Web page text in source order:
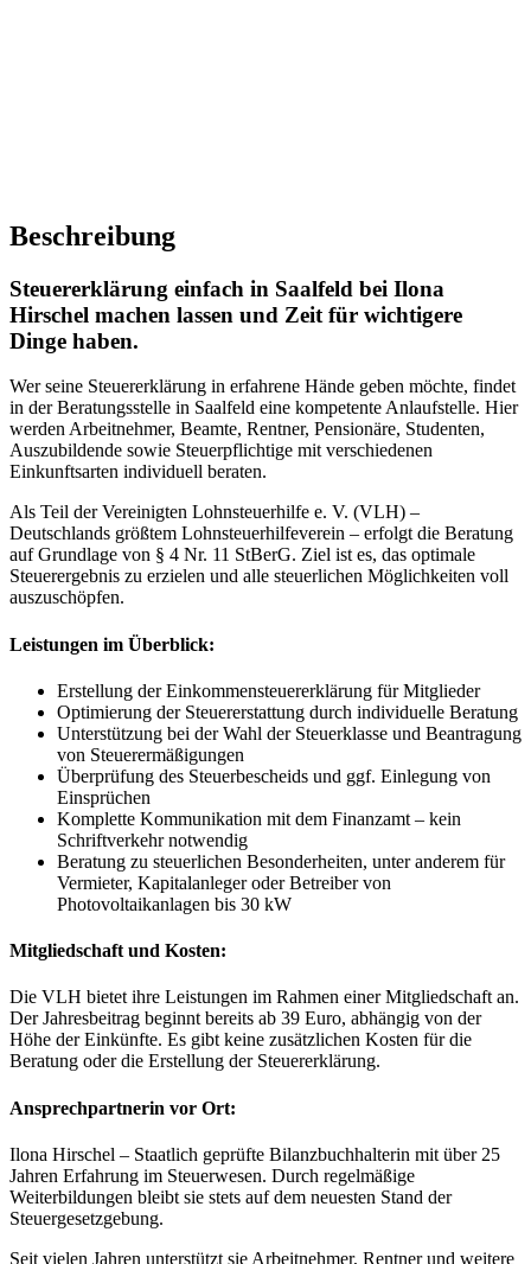
Beschreibung
Steuererklärung einfach in Saalfeld bei Ilona
Hirschel machen lassen und Zeit für wichtigere
Dinge haben.
Wer seine Steuererklärung in erfahrene Hände geben möchte, findet
in der Beratungsstelle in Saalfeld eine kompetente Anlaufstelle. Hier
werden Arbeitnehmer, Beamte, Rentner, Pensionäre, Studenten,
Auszubildende sowie Steuerpflichtige mit verschiedenen
Einkunftsarten individuell beraten.
Als Teil der Vereinigten Lohnsteuerhilfe e. V. (VLH) –
Deutschlands größtem Lohnsteuerhilfeverein – erfolgt die Beratung
auf Grundlage von § 4 Nr. 11 StBerG. Ziel ist es, das optimale
Steuerergebnis zu erzielen und alle steuerlichen Möglichkeiten voll
auszuschöpfen.
Leistungen im Überblick:
Erstellung der Einkommensteuererklärung für Mitglieder
Optimierung der Steuererstattung durch individuelle Beratung
Unterstützung bei der Wahl der Steuerklasse und Beantragung
von Steuerermäßigungen
Überprüfung des Steuerbescheids und ggf. Einlegung von
Einsprüchen
Komplette Kommunikation mit dem Finanzamt – kein
Schriftverkehr notwendig
Beratung zu steuerlichen Besonderheiten, unter anderem für
Vermieter, Kapitalanleger oder Betreiber von
Photovoltaikanlagen bis 30 kW
Mitgliedschaft und Kosten:
Die VLH bietet ihre Leistungen im Rahmen einer Mitgliedschaft an.
Der Jahresbeitrag beginnt bereits ab 39 Euro, abhängig von der
Höhe der Einkünfte. Es gibt keine zusätzlichen Kosten für die
Beratung oder die Erstellung der Steuererklärung.
Ansprechpartnerin vor Ort:
Ilona Hirschel – Staatlich geprüfte Bilanzbuchhalterin mit über 25
Jahren Erfahrung im Steuerwesen. Durch regelmäßige
Weiterbildungen bleibt sie stets auf dem neuesten Stand der
Steuergesetzgebung.
Seit vielen Jahren unterstützt sie Arbeitnehmer, Rentner und weitere